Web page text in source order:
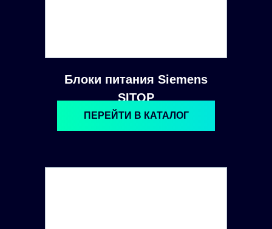
Блоки питания Siemens
SITOP
ПЕРЕЙТИ В КАТАЛОГ